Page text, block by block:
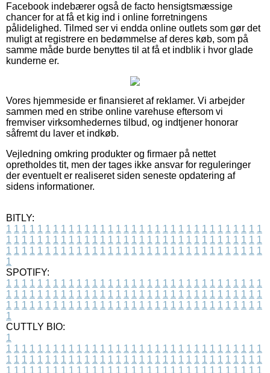
Facebook indebærer også de facto hensigtsmæssige
chancer for at få et kig ind i online forretningens
pålidelighed. Tilmed ser vi endda online outlets som gør det
muligt at registrere en bedømmelse af deres køb, som på
samme måde burde benyttes til at få et indblik i hvor glade
kunderne er.
Vores hjemmeside er finansieret af reklamer. Vi arbejder
sammen med en stribe online varehuse eftersom vi
fremviser virksomhedernes tilbud, og indtjener honorar
såfremt du laver et indkøb.
Vejledning omkring produkter og firmaer på nettet
opretholdes tit, men der tages ikke ansvar for reguleringer
der eventuelt er realiseret siden seneste opdatering af
sidens informationer.
BITLY:
1 1 1 1 1 1 1 1 1 1 1 1 1 1 1 1 1 1 1 1 1 1 1 1 1 1 1 1 1 1 1 1 1
1 1 1 1 1 1 1 1 1 1 1 1 1 1 1 1 1 1 1 1 1 1 1 1 1 1 1 1 1 1 1 1 1
1 1 1 1 1 1 1 1 1 1 1 1 1 1 1 1 1 1 1 1 1 1 1 1 1 1 1 1 1 1 1 1 1
1
SPOTIFY:
1 1 1 1 1 1 1 1 1 1 1 1 1 1 1 1 1 1 1 1 1 1 1 1 1 1 1 1 1 1 1 1 1
1 1 1 1 1 1 1 1 1 1 1 1 1 1 1 1 1 1 1 1 1 1 1 1 1 1 1 1 1 1 1 1 1
1 1 1 1 1 1 1 1 1 1 1 1 1 1 1 1 1 1 1 1 1 1 1 1 1 1 1 1 1 1 1 1 1
1
CUTTLY BIO:
1
1 1 1 1 1 1 1 1 1 1 1 1 1 1 1 1 1 1 1 1 1 1 1 1 1 1 1 1 1 1 1 1 1
1 1 1 1 1 1 1 1 1 1 1 1 1 1 1 1 1 1 1 1 1 1 1 1 1 1 1 1 1 1 1 1 1
1 1 1 1 1 1 1 1 1 1 1 1 1 1 1 1 1 1 1 1 1 1 1 1 1 1 1 1 1 1 1 1 1